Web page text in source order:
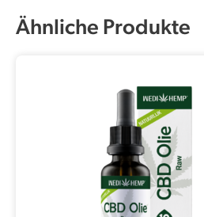
Ähnliche Produkte